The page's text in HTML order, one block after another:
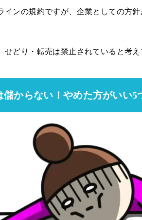
インの規約ですが、企業としての方
せどり・転売は禁止されていると考え
からない！やめた方がいい5